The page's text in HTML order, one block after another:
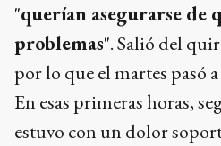
"querían asegurarse de
problemas". Salió del
por lo que el martes pasó a
En esas primeras horas,
estuvo con un dolor